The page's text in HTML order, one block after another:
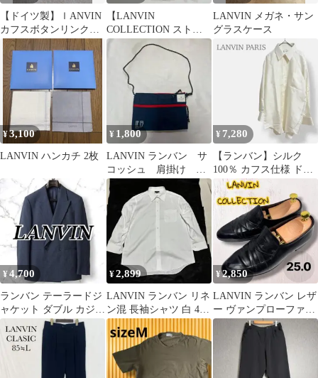
【ドイツ製】ｌANVIN
カフスボタンリンクス
VINTAGE
【LANVIN
COLLECTION ストラ
イプ 長袖シャツ M
LANVIN メガネ・サン
グラスケース
¥3,100
LANVIN ハンカチ 2枚
¥ 1,800
LANVIN ランバン サ
コッシュ 肩掛け ポ
ーチ
¥ 7,280
【ランバン】シルク
100％ カフス仕様 ドレ
スシャツ 長袖 日本
製 メンズ
¥4,700
ランバン テーラードジ
ャケット ダブル カジュ
アル 春用 夏用 メンズ
¥2,899
LANVIN ランバン リネ
ン混 長袖シャツ 白 45-
82
¥2,850
LANVIN ランバン レザ
ー ヴァンプローファー
スリッポン 25cm 黒